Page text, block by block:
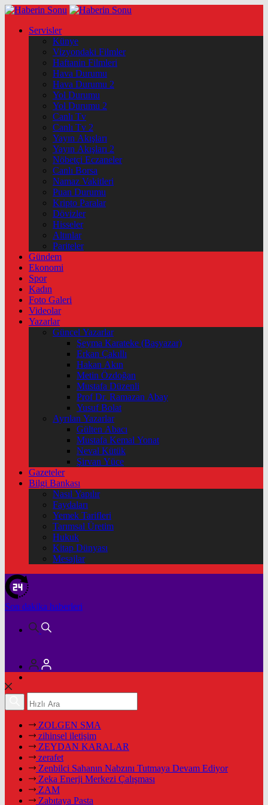
Servisler
Künye
Vizyondaki Filmler
Haftanin Filmleri
Hava Durumu
Hava Durumu 2
Yol Durumu
Yol Durumu 2
Canlı Tv
Canlı Tv 2
Yayın Akışları
Yayın Akışları 2
Nöbetçi Eczaneler
Canlı Borsa
Namaz Vakitleri
Puan Durumu
Kripto Paralar
Dövizler
Hisseler
Altınlar
Pariteler
Gündem
Ekonomi
Spor
Kadın
Foto Galeri
Videolar
Yazarlar
Güncel Yazarlar
Şeyma Karateke (Başyazar)
Erkan Çakıllı
Hakan Akın
Metin Özdoğan
Mustafa Düzenli
Prof Dr. Ramazan Abay
Yusuf Bolat
Ayrılan Yazarlar
Gülten Abacı
Mustafa Kemal Yonat
Neval Kütük
Şirvan Yüce
Gazeteler
Bilgi Bankası
Nasıl Yapılır
Faydaları
Yemek Tarifleri
Tarımsal Üretim
Hukuk
Kitap Dünyası
Mesajlar
Son dakika haberleri
ZOLGEN SMA
zihinsel iletişim
ZEYDAN KARALAR
zerafet
Zenbilci Sahanın Nabzını Tutmaya Devam Ediyor
Zeka Enerji Merkezi Çalışması
ZAM
Zabıtaya Pasta